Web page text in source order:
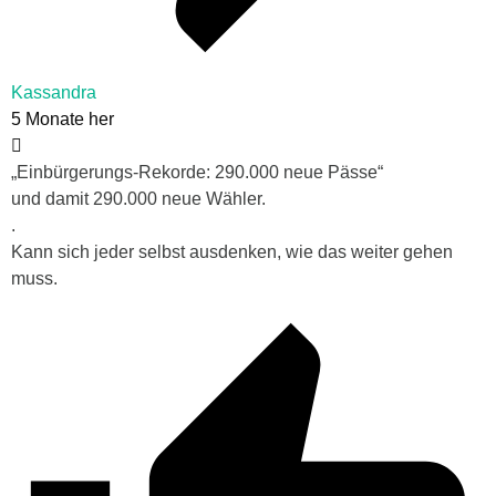
Kassandra
5 Monate her
„Einbürgerungs-Rekorde: 290.000 neue Pässe“
und damit 290.000 neue Wähler.
.
Kann sich jeder selbst ausdenken, wie das weiter gehen
muss.